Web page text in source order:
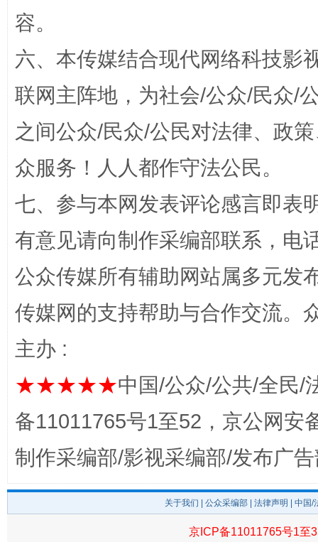
“蜀中异人”王建安的艺术幻境
完善运行机制助力责任有效落实 一纸欠
容。
六、本传媒结合现代网络科技影
联网主阵地，为社会/公众/民众/
之间公众/民众/公民对法律、政
众服务！人人都作守法公民。
七、参与本网发表评论感言即表
有意见请向制作采编部联系，电
公众传媒所有辅助网站属多元发
传媒网的支持帮助与合作交流。
主办 :
★★★★★中国/公众/公共/全民/
备11011765号1至52，京公网安
制作采编部/影视采编部/发布广
关于我们 公众采编部 法律声明 | 中国
京ICP备11011765号1至